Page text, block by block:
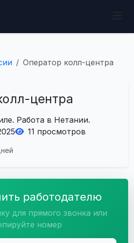
Оператор колл-центра
центра
Работа в Нетании.
11 просмотров
работодателю
для прямого звонка или
номер